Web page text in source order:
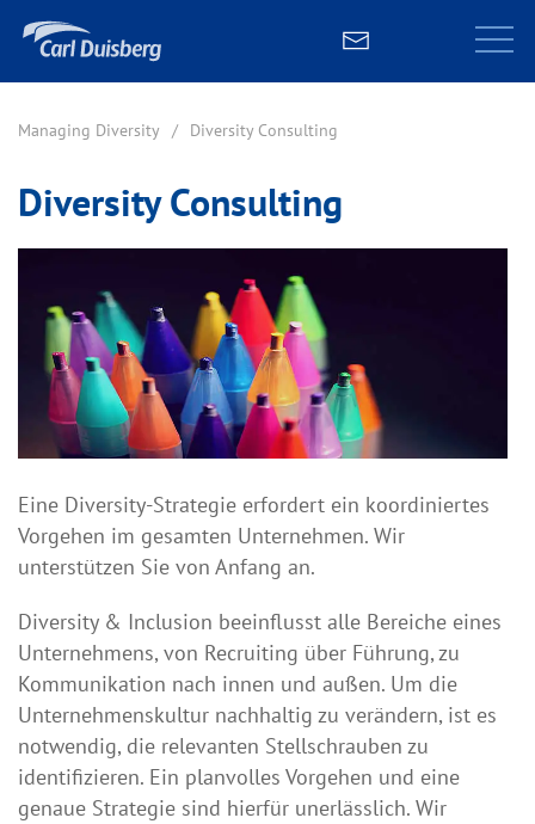
Managing Diversity Diversity Consulting
Diversity Consulting
Eine Diversity-Strategie erfordert ein koordiniertes
Vorgehen im gesamten Unternehmen. Wir
unterstützen Sie von Anfang an.
Diversity & Inclusion beeinflusst alle Bereiche eines
Unternehmens, von Recruiting über Führung, zu
Kommunikation nach innen und außen. Um die
Unternehmenskultur nachhaltig zu verändern, ist es
notwendig, die relevanten Stellschrauben zu
identifizieren. Ein planvolles Vorgehen und eine
genaue Strategie sind hierfür unerlässlich. Wir